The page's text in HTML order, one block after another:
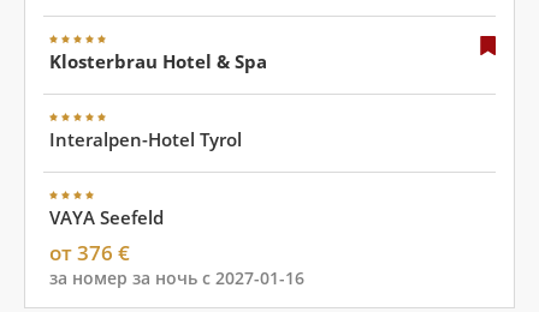
Klosterbrau Hotel & Spa
Interalpen-Hotel Tyrol
VAYA Seefeld
от 376 €
за номер за ночь с 2027-01-16